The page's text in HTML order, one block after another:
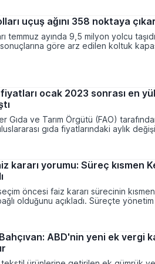
bir unsur olduğunu savundu.
uçuş ağını 358 noktaya
temmuz ayında 9,5 milyon yolcu
göre arz edilen koltuk
fiyatları ocak 2023 sonrası en
Gıda ve Tarım Örgütü (FAO)
gıda fiyatlarındaki aylık
şeker ve bitkisel yağ
süreçte, küresel gıda fiyatları Ocak
gördü.
kararı yorumu: Süreç kısmen
öncesi faiz kararı sürecinin
olduğunu açıkladı. Süreçte
kişiye ait olmadığını belirtti.
ABD'nin yeni ek vergi